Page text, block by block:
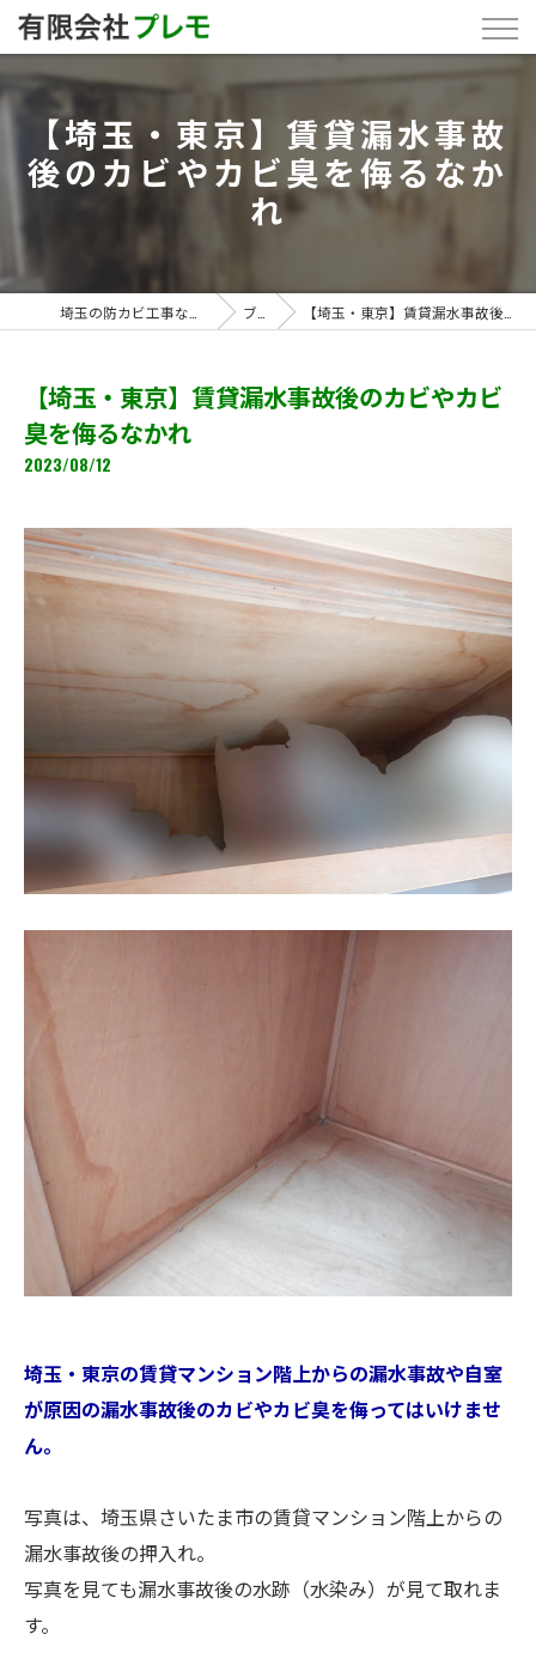
【埼玉・東京】賃貸漏水事故
後のカビやカビ臭を侮るなか
れ
ブログ 【埼玉・東京】賃貸漏水事故後のカビやカビ臭を侮るなかれ
【埼玉・東京】賃貸漏水事故後のカビやカビ
臭を侮るなかれ
2023/08/12
埼玉・東京の賃貸マンション階上からの漏水事故や自室
が原因の漏水事故後のカビやカビ臭を侮ってはいけませ
ん。
写真は、埼玉県さいたま市の賃貸マンション階上からの
漏水事故後の押入れ。
写真を見ても漏水事故後の水跡（水染み）が見て取れま
す。